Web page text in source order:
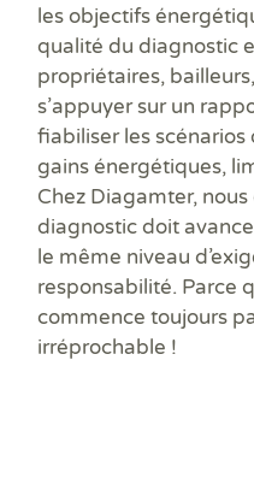
les objectifs
qualité du diagnostic
propriétaires,
s’appuyer sur un
fiabiliser les
gains énergétiques,
Chez Diagamter, nous
diagnostic doit
le même niveau
responsabilité. Parce
commence toujours
irréprochable !